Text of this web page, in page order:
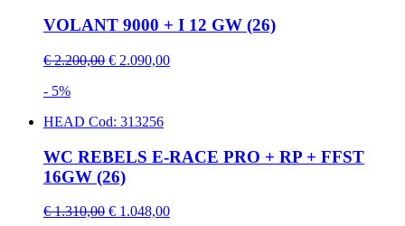
VOLANT 9000 + I 12 GW (26)
€ 2.200,00 € 2.090,00
- 5%
HEAD Cod: 313256
WC REBELS E-RACE PRO + RP + FFST
16GW (26)
€ 1.310,00 € 1.048,00